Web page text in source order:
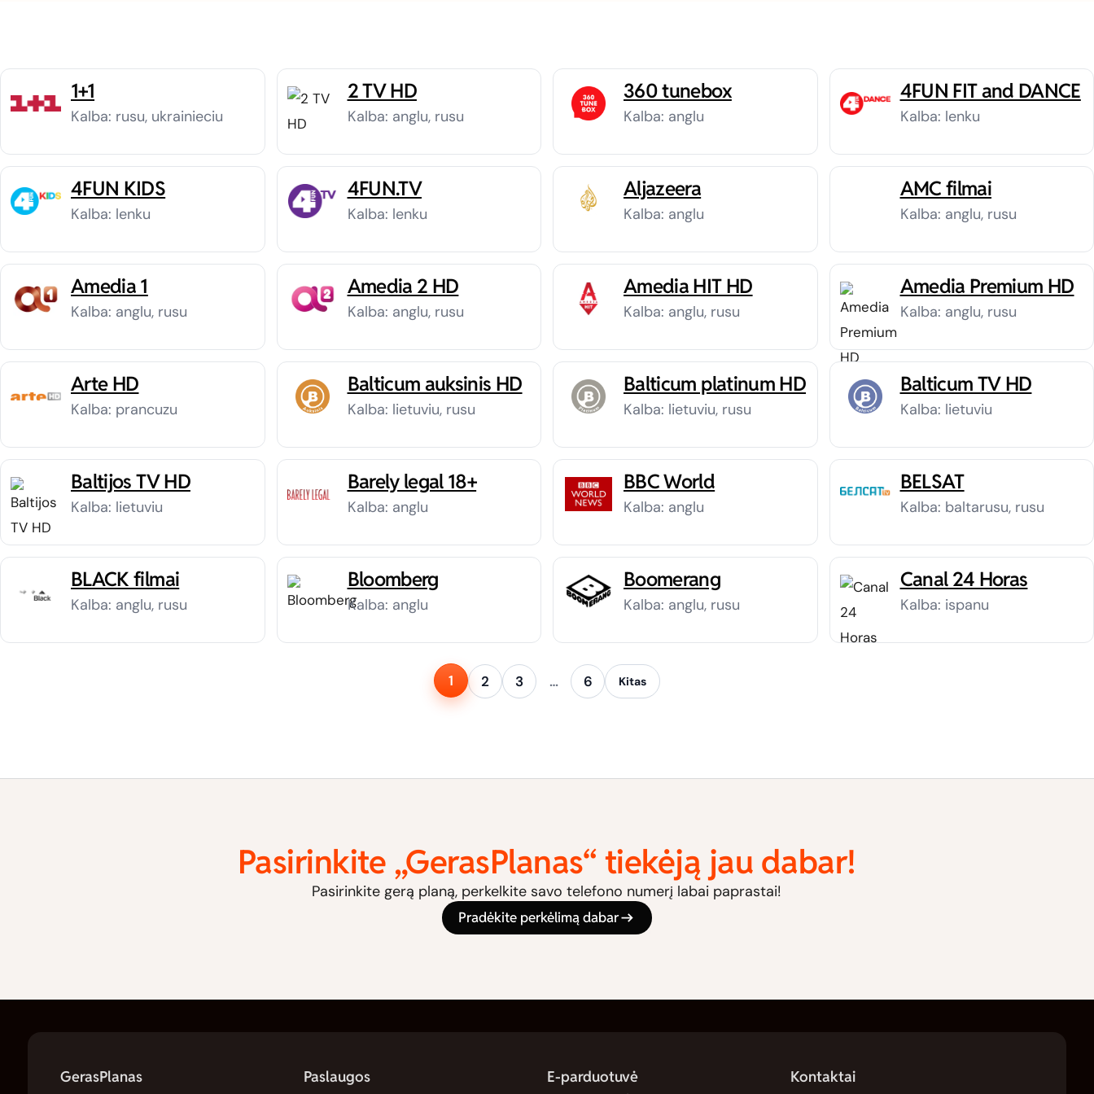
1+1
Kalba: rusu, ukrainieciu
2 TV HD
Kalba: anglu, rusu
360 tunebox
Kalba: anglu
4FUN FIT and DANCE
Kalba: lenku
4FUN KIDS
Kalba: lenku
4FUN.TV
Kalba: lenku
Aljazeera
Kalba: anglu
AMC filmai
Kalba: anglu, rusu
Amedia 1
Kalba: anglu, rusu
Amedia 2 HD
Kalba: anglu, rusu
Amedia HIT HD
Kalba: anglu, rusu
Amedia Premium HD
Kalba: anglu, rusu
Arte HD
Kalba: prancuzu
Balticum auksinis HD
Kalba: lietuviu, rusu
Balticum platinum HD
Kalba: lietuviu, rusu
Balticum TV HD
Kalba: lietuviu
Baltijos TV HD
Kalba: lietuviu
Barely legal 18+
Kalba: anglu
BBC World
Kalba: anglu
BELSAT
Kalba: baltarusu, rusu
BLACK filmai
Kalba: anglu, rusu
Bloomberg
Kalba: anglu
Boomerang
Kalba: anglu, rusu
Canal 24 Horas
Kalba: ispanu
1 2 3 … 6 Kitas
Pasirinkite „GerasPlanas“ tiekėją jau dabar!
Pasirinkite gerą planą, perkelkite savo telefono numerį labai paprastai!
Pradėkite perkėlimą dabar
GerasPlanas Paslaugos E-parduotuvė Kontaktai